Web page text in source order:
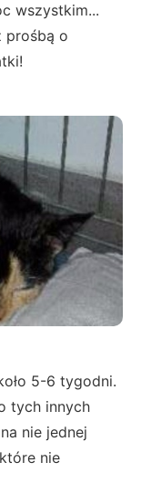
wszystkim...
prośbą o
5-6 tygodni.
tych innych
nie jednej
nie